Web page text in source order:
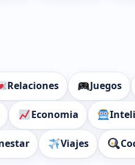
Relaciones Juegos
Economia
Viajes